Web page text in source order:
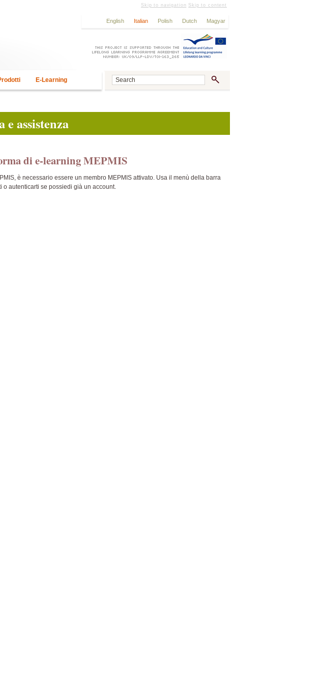
Skip to navigation Skip to content
English Italian Polish Dutch Magyar
E-Learning
assistenza
di e-learning MEPMIS
è necessario essere un membro MEPMIS attivato. Usa il menù della barra
o autenticarti se possiedi già un account.